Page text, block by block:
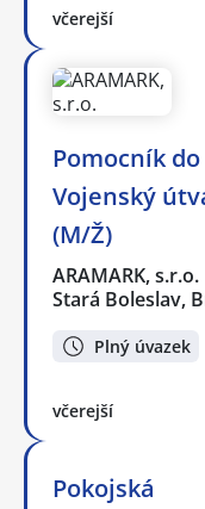
včerejší
Pomocník
Vojenský
(M/Ž)
ARAMARK, s.r.o.
Stará Boleslav,
Plný úvazek
včerejší
Pokojská